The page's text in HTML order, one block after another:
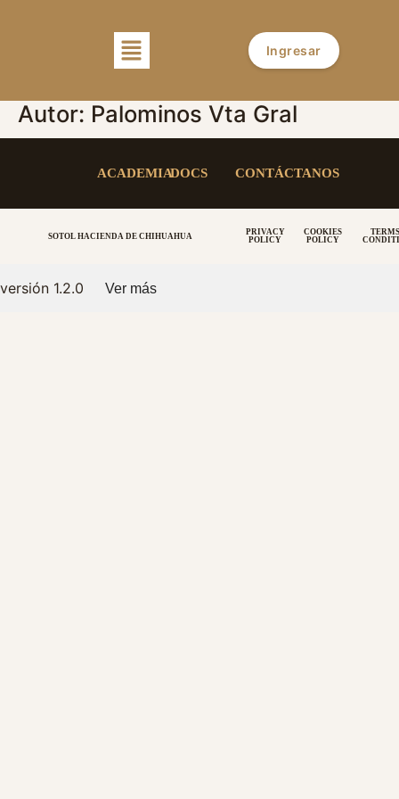
Ingresar
Autor: Palominos Vta Gral
ACADEMIADOCS CONTÁCTANOS
SOTOL HACIENDA DE CHIHUAHUA
PRIVACY
POLICY
COOKIES
POLICY
versión 1.2.0 Ver más